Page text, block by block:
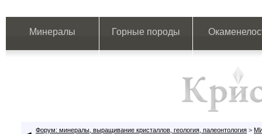
Минералы Горные породы
Форум: минералы, выращивание кристаллов, геология, палеонтология >